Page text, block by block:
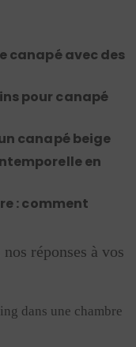
canapé avec des
pour canapé
canapé beige
en
: comment
réponses à vos
dans une chambre